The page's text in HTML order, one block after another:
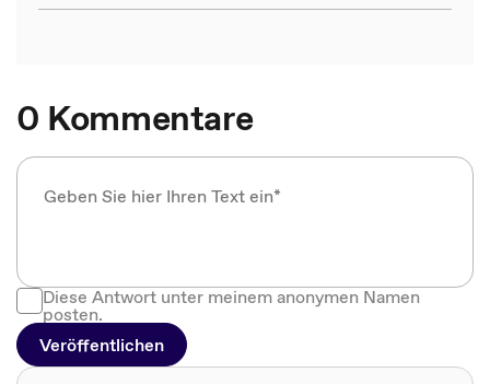
0 Kommentare
Diese Antwort unter meinem anonymen Namen
posten.
Veröffentlichen